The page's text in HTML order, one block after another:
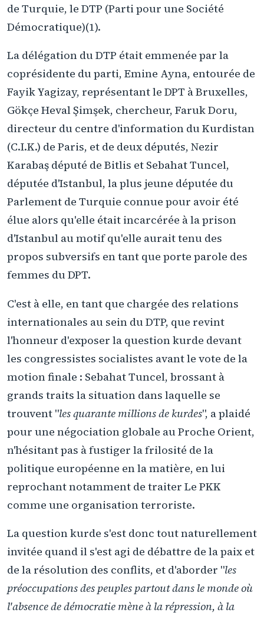
de Turquie, le DTP (Parti pour une Société
Démocratique)(1).
La délégation du DTP était emmenée par la
coprésidente du parti, Emine Ayna, entourée de
Fayik Yagizay, représentant le DPT à Bruxelles,
Gökçe Heval Şimşek, chercheur, Faruk Doru,
directeur du centre d'information du Kurdistan
(C.I.K.) de Paris, et de deux députés, Nezir
Karabaş député de Bitlis et Sebahat Tuncel,
députée d'Istanbul, la plus jeune députée du
Parlement de Turquie connue pour avoir été
élue alors qu'elle était incarcérée à la prison
d'Istanbul au motif qu'elle aurait tenu des
propos subversifs en tant que porte parole des
femmes du DPT.
C'est à elle, en tant que chargée des relations
internationales au sein du DTP, que revint
l'honneur d'exposer la question kurde devant
les congressistes socialistes avant le vote de la
motion finale : Sebahat Tuncel, brossant à
grands traits la situation dans laquelle se
trouvent "les quarante millions de kurdes", a plaidé
pour une négociation globale au Proche Orient,
n'hésitant pas à fustiger la frilosité de la
politique européenne en la matière, en lui
reprochant notamment de traiter Le PKK
comme une organisation terroriste.
La question kurde s'est donc tout naturellement
invitée quand il s'est agi de débattre de la paix et
de la résolution des conflits, et d'aborder "les
préoccupations des peuples partout dans le monde où
l'absence de démocratie mène à la répression, à la